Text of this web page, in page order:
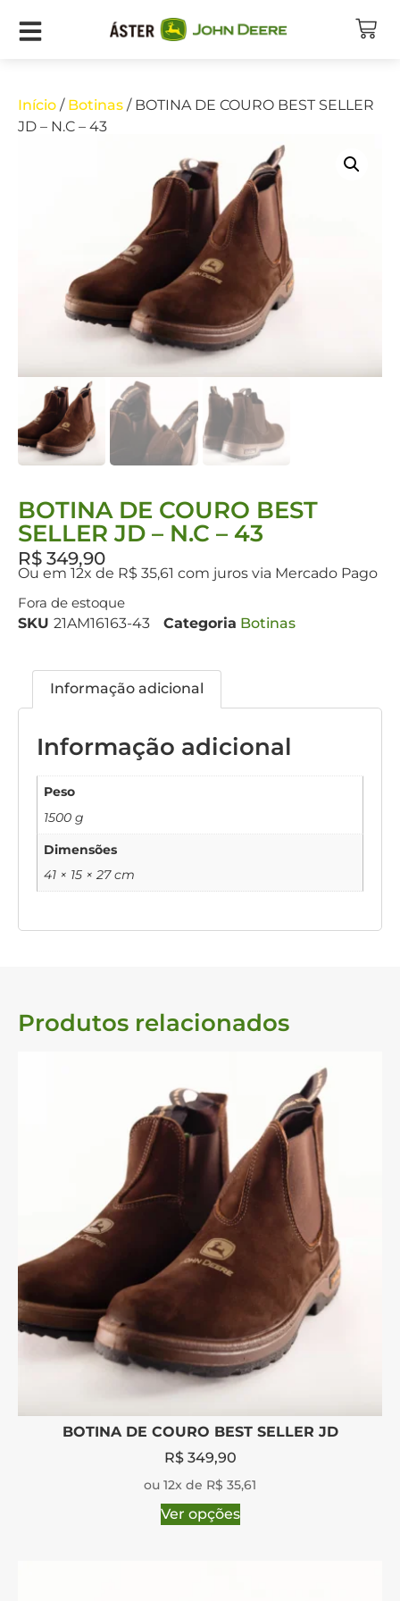
Início / Botinas / BOTINA DE COURO BEST SELLER
JD – N.C – 43
BOTINA DE COURO BEST
SELLER JD – N.C – 43
R$ 349,90
Ou em 12x de R$ 35,61 com juros via Mercado Pago
Fora de estoque
SKU 21AM16163-43 Categoria Botinas
Informação adicional
Informação adicional
Peso
1500 g
Dimensões
41 × 15 × 27 cm
Produtos relacionados
BOTINA DE COURO BEST SELLER JD
R$349,90
ou 12x de R$ 35,61
Ver opções